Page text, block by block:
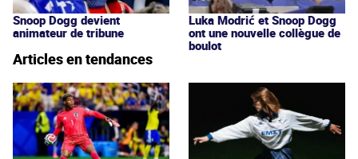
Snoop Dogg devient
animateur de tribune
Luka Modrić et Snoop Dogg
ont une nouvelle collègue de
boulot
Articles en tendances